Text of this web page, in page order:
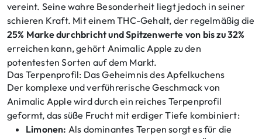
vereint. Seine wahre Besonderheit liegt jedoch in seiner
schieren Kraft. Mit einem THC-Gehalt, der regelmäßig die
25% Marke durchbricht und Spitzenwerte von bis zu 32%
erreichen kann, gehört Animalic Apple zu den
potentesten Sorten auf dem Markt.
Das Terpenprofil: Das Geheimnis des Apfelkuchens
Der komplexe und verführerische Geschmack von
Animalic Apple wird durch ein reiches Terpenprofil
geformt, das süße Frucht mit erdiger Tiefe kombiniert:
Limonen: Als dominantes Terpen sorgt es für die